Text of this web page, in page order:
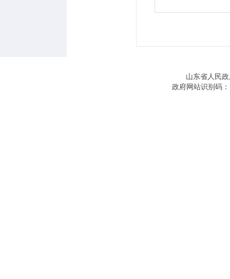
山东省人民
政府网站识别码